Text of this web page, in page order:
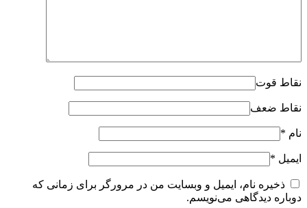
نقاط قوت
نقاط ضعف
نام *
ایمیل *
ذخیره نام، ایمیل و وبسایت من در مرورگر برای زمانی که
دوباره دیدگاهی می‌نویسم.